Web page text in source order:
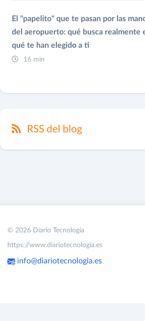
El "papelito" que te pasan por las
del aeropuerto: qué busca realmente
qué te han elegido a ti
16 min
RSS del blog
© 2026 Diario Tecnología
https://www.diariotecnologia.es
info@diariotecnologia.es